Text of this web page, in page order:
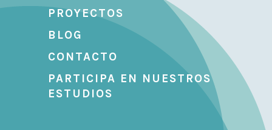
PROYECTOS
BLOG
CONTACTO
PARTICIPA EN NUESTROS
ESTUDIOS